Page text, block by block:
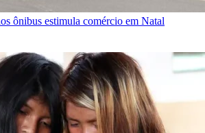
ônibus estimula comércio em Natal